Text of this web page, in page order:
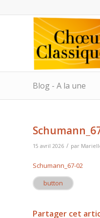
Blog - A la une
15 avril 2026 / par
Schumann_67-02
button
Partager cet